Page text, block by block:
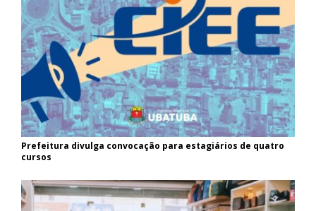
Prefeitura divulga convocação para estagiários de quatro
cursos